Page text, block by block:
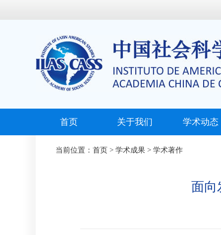
首页 关于我们 学术动态
当前位置： 首页 > 学术成果 > 学术著作
面向